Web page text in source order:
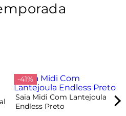
-41%
Saia Midi Com Lantejoula
Endless Preto